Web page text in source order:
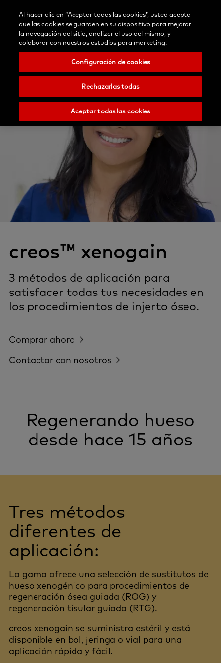
Registrar Blog Contáctenos
Selecciona
tu
Nobel
Biocare
Buscar Menu
creos™ xenogain
3 métodos de aplicación para
satisfacer todas tus necesidades en
los procedimientos de injerto óseo.
Comprar ahora
Contactar con nosotros
Regenerando hueso
desde hace 15 años
Tres métodos
diferentes de
aplicación:
La gama ofrece una selección de sustitutos de
hueso xenogénico para procedimientos de
regeneración ósea guiada (ROG) y
regeneración tisular guiada (RTG).
creos xenogain se suministra estéril y está
disponible en bol, jeringa o vial para una
aplicación rápida y fácil.
Al hacer clic en “Aceptar todas las cookies”, usted acepta
que las cookies se guarden en su dispositivo para mejorar
la navegación del sitio, analizar el uso del mismo, y
colaborar con nuestros estudios para marketing.
Configuración de cookies
Rechazarlas todas
Aceptar todas las cookies